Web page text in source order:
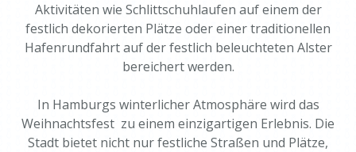
Aktivitäten wie Schlittschuhlaufen auf einem der
festlich dekorierten Plätze oder einer traditionellen
Hafenrundfahrt auf der festlich beleuchteten Alster
bereichert werden.
In Hamburgs winterlicher Atmosphäre wird das
Weihnachtsfest zu einem einzigartigen Erlebnis. Die
Stadt bietet nicht nur festliche Straßen und Plätze,